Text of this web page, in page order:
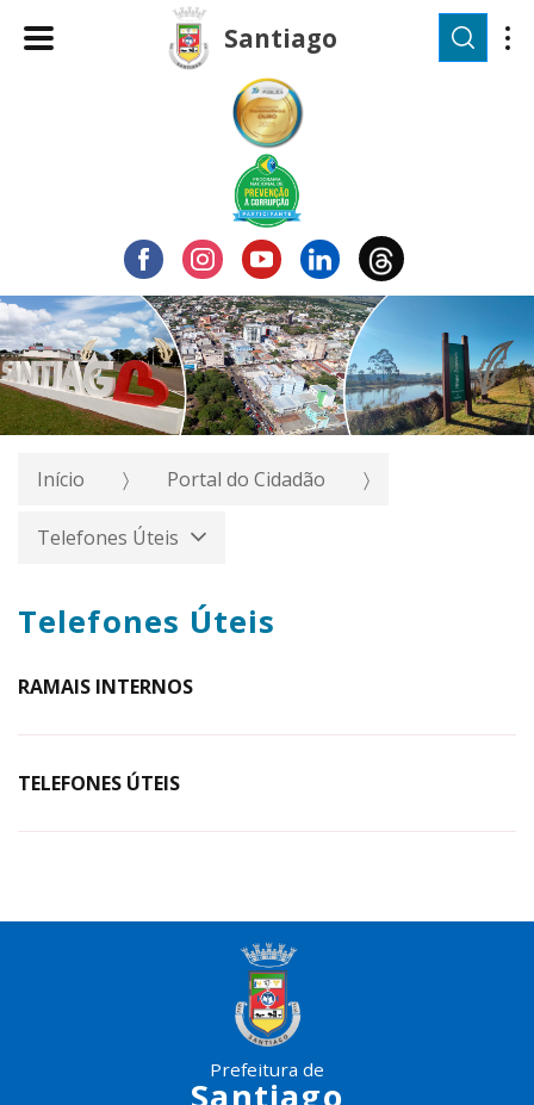
Santiago
Início Portal do Cidadão
Telefones Úteis
Telefones Úteis
RAMAIS INTERNOS
TELEFONES ÚTEIS
Prefeitura de
Santiago